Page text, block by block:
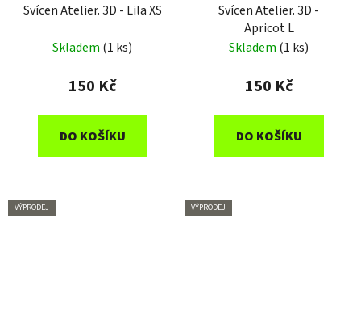
Svícen Atelier. 3D - Lila XS
Skladem (1 ks)
150 Kč
DO KOŠÍKU
Svícen Atelier. 3D -
Apricot L
Skladem (1 ks)
150 Kč
DO KOŠÍKU
VÝPRODEJ VÝPRODEJ